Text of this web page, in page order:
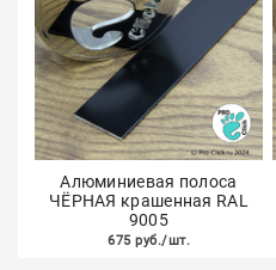
Алюминиевая полоса
ЧЁРНАЯ крашенная RAL
9005
675 руб./шт.